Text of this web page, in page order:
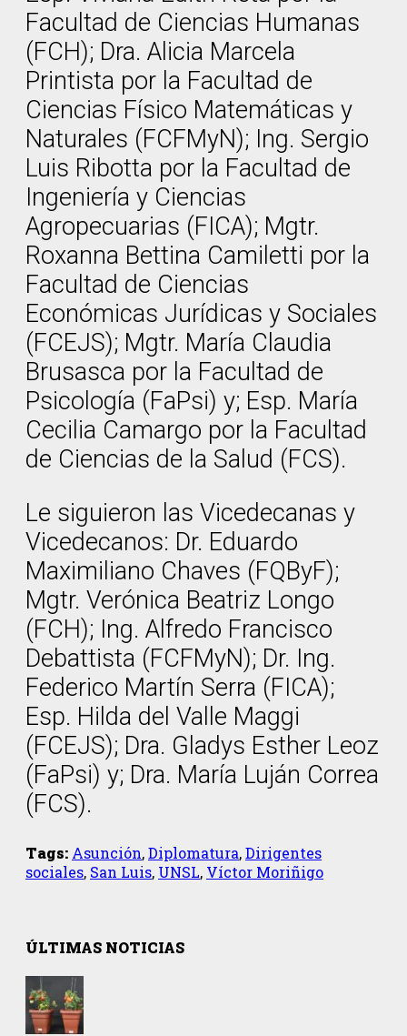
Facultad de Ciencias Humanas
(FCH); Dra. Alicia Marcela
Printista por la Facultad de
Ciencias Físico Matemáticas y
Naturales (FCFMyN); Ing. Sergio
Luis Ribotta por la Facultad de
Ingeniería y Ciencias
Agropecuarias (FICA); Mgtr.
Roxanna Bettina Camiletti por la
Facultad de Ciencias
Económicas Jurídicas y Sociales
(FCEJS); Mgtr. María Claudia
Brusasca por la Facultad de
Psicología (FaPsi) y; Esp. María
Cecilia Camargo por la Facultad
de Ciencias de la Salud (FCS).
Le siguieron las Vicedecanas y
Vicedecanos: Dr. Eduardo
Maximiliano Chaves (FQByF);
Mgtr. Verónica Beatriz Longo
(FCH); Ing. Alfredo Francisco
Debattista (FCFMyN); Dr. Ing.
Federico Martín Serra (FICA);
Esp. Hilda del Valle Maggi
(FCEJS); Dra. Gladys Esther Leoz
(FaPsi) y; Dra. María Luján Correa
(FCS).
Tags: Asunción,Diplomatura,Dirigentes
sociales, San Luis, UNSL, Víctor Moriñigo
ÚLTIMAS NOTICIAS